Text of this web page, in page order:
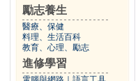
勵志養生
醫療、保健
料理、生活百科
教育、心理、勵志
進修學習